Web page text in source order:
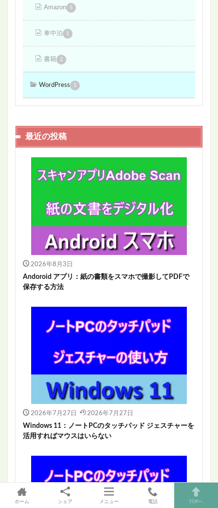
Amazon 5
車中泊 1
書籍 2
WordPress 1
最近の投稿
2026年8月3日
Andoroid アプリ：紙の書類をスマホで撮影してPDFで
保存する方法
2026年7月27日 2026年7月27日
Windows 11：ノートPCのタッチパッド ジェスチャーを
活用すればマウスはいらない
ホーム シェア メニュー 電話 TOPへ